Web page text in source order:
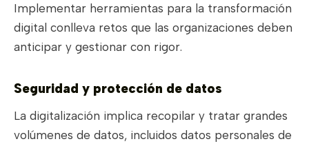
Implementar herramientas para la transformación
digital conlleva retos que las organizaciones deben
anticipar y gestionar con rigor.
Seguridad y protección de datos
La digitalización implica recopilar y tratar grandes
volúmenes de datos, incluidos datos personales de